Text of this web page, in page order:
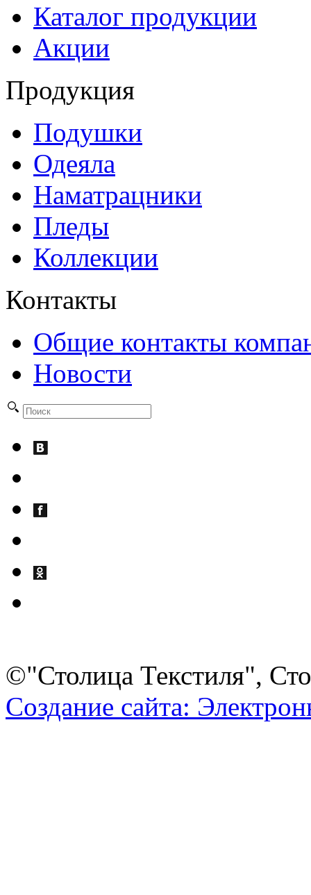
Каталог продукции
Акции
Продукция
Подушки
Одеяла
Наматрацники
Пледы
Коллекции
Контакты
Общие контакты
Новости
©"Столица Текстиля",
Создание сайта: